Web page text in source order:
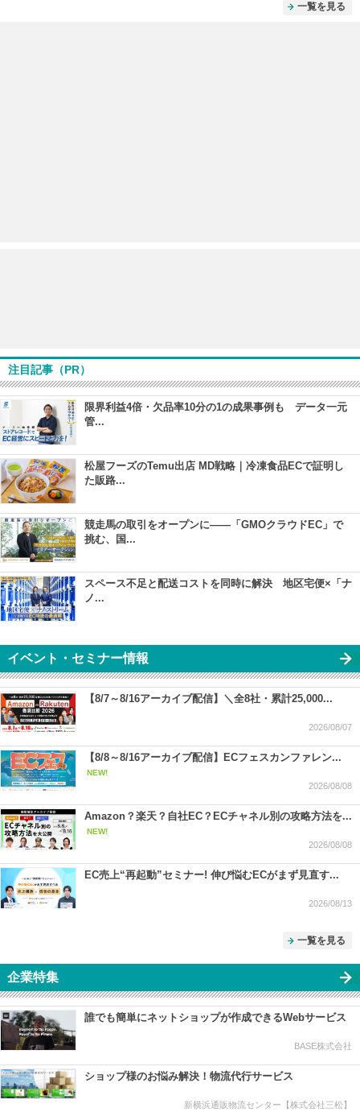
一覧を見る
注目記事（PR）
限界利益4倍・欠品率10分の1の成果事例も データ一元
管...
松屋フーズのTemu出店 MD戦略｜冷凍食品ECで証明し
た販路...
競走馬の取引をオープンに――「GMOクラウドEC」で
挑む、国...
スペース不足と配送コストを同時に解決 地区宅便×「ナ
ノ...
イベント・セミナー情報
【8/7～8/16アーカイブ配信】＼全8社・累計25,000...
2026/08/07
【8/8～8/16アーカイブ配信】ECフェスカンファレン...
NEW!
2026/08/08
Amazon？楽天？自社EC？ECチャネル別の攻略方法を...
NEW!
2026/08/08
EC売上“再起動”セミナー! 伸び悩むECがまず見直す...
2026/08/13
一覧を見る
企業特集
誰でも簡単にネットショップが作成できるWebサービス
BASE株式会社
ショップ様のお悩み解決！物流代行サービス
新横浜通販物流センター【株式会社三松】